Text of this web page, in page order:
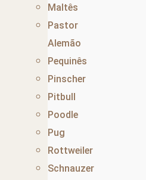
Maltês
Pastor
Alemão
Pequinês
Pinscher
Pitbull
Poodle
Pug
Rottweiler
Schnauzer